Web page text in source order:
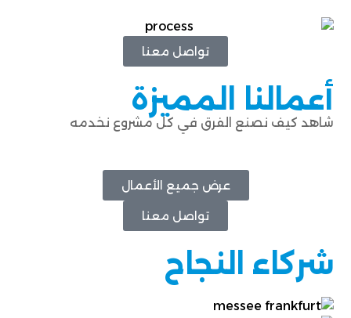
تواصل معنا
أعمالنا المميزة
شاهد كيف نصنع الفرق في كل مشروع نخدمه
عرض جميع الأعمال
تواصل معنا
شركاء النجاح